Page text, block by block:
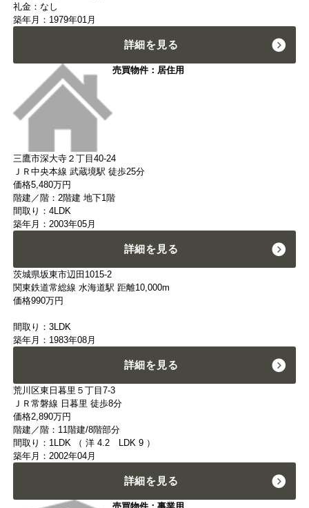
礼金：なし
築年月：1979年01月
詳細を見る
売買物件：居住用
三鷹市深大寺２丁目40-24
ＪＲ中央本線 武蔵境駅 徒歩25分
価格5,480万円
階建／階：2階建 地下1階
間取り：4LDK
築年月：2003年05月
詳細を見る
茨城県坂東市辺田1015-2
関東鉄道常総線 水海道駅 距離10,000m
価格990万円
間取り：3LDK
築年月：1983年08月
詳細を見る
荒川区東日暮里５丁目7-3
ＪＲ常磐線 日暮里 徒歩8分
価格2,890万円
階建／階：11階建/8階部分
間取り：1LDK （ 洋 4.2 LDK 9 ）
築年月：2002年04月
詳細を見る